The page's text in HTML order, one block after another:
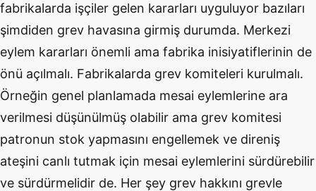
fabrikalarda işçiler gelen kararları uyguluyor bazıları
şimdiden grev havasına girmiş durumda. Merkezi
eylem kararları önemli ama fabrika inisiyatiflerinin de
önü açılmalı. Fabrikalarda grev komiteleri kurulmalı.
Örneğin genel planlamada mesai eylemlerine ara
verilmesi düşünülmüş olabilir ama grev komitesi
patronun stok yapmasını engellemek ve direniş
ateşini canlı tutmak için mesai eylemlerini sürdürebilir
ve sürdürmelidir de. Her şey grev hakkını grevle